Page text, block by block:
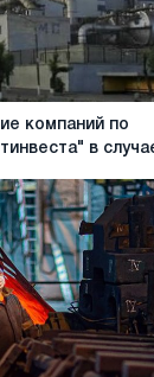
компаний по
в